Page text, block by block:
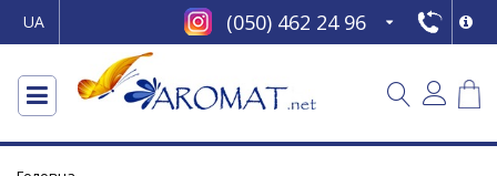
UA (050) 462 24 96